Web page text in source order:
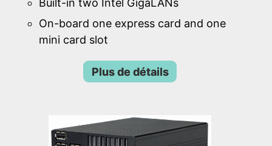
On-board one express card and one
mini card slot
Plus de détails